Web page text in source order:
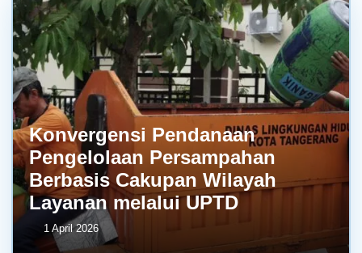
Konvergensi Pendanaan
Pengelolaan Persampahan
Berbasis Cakupan Wilayah
Layanan melalui UPTD
1 April 2026